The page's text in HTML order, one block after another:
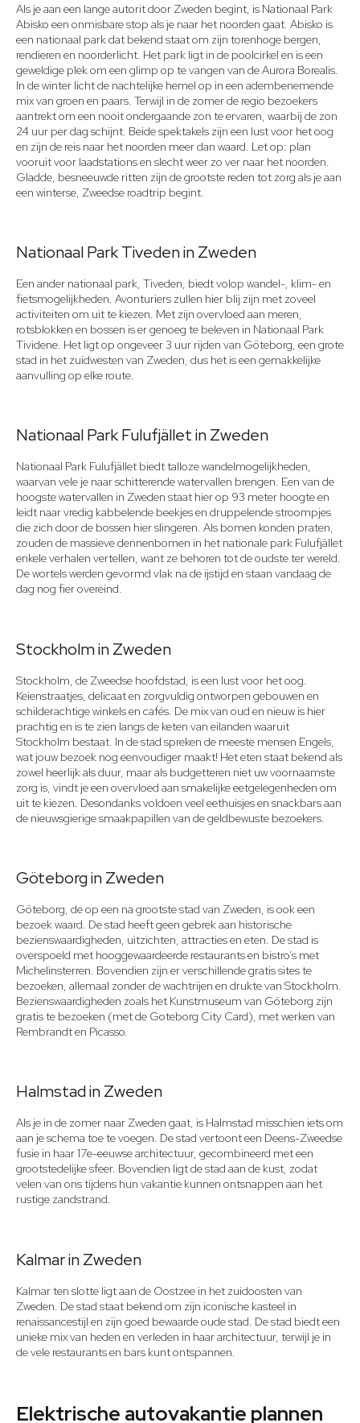
Als je aan een lange autorit door Zweden begint, is Nationaal Park
Abisko een onmisbare stop als je naar het noorden gaat. Abisko is
een nationaal park dat bekend staat om zijn torenhoge bergen,
rendieren en noorderlicht. Het park ligt in de poolcirkel en is een
geweldige plek om een glimp op te vangen van de Aurora Borealis.
In de winter licht de nachtelijke hemel op in een adembenemende
mix van groen en paars. Terwijl in de zomer de regio bezoekers
aantrekt om een nooit ondergaande zon te ervaren, waarbij de zon
24 uur per dag schijnt. Beide spektakels zijn een lust voor het oog
en zijn de reis naar het noorden meer dan waard. Let op: plan
vooruit voor laadstations en slecht weer zo ver naar het noorden.
Gladde, besneeuwde ritten zijn de grootste reden tot zorg als je aan
een winterse, Zweedse roadtrip begint.
Nationaal Park Tiveden in Zweden
Een ander nationaal park, Tiveden, biedt volop wandel-, klim- en
fietsmogelijkheden. Avonturiers zullen hier blij zijn met zoveel
activiteiten om uit te kiezen. Met zijn overvloed aan meren,
rotsblokken en bossen is er genoeg te beleven in Nationaal Park
Tividene. Het ligt op ongeveer 3 uur rijden van Göteborg, een grote
stad in het zuidwesten van Zweden, dus het is een gemakkelijke
aanvulling op elke route.
Nationaal Park Fulufjället in Zweden
Nationaal Park Fulufjället biedt talloze wandelmogelijkheden,
waarvan vele je naar schitterende watervallen brengen. Een van de
hoogste watervallen in Zweden staat hier op 93 meter hoogte en
leidt naar vredig kabbelende beekjes en druppelende stroompjes
die zich door de bossen hier slingeren. Als bomen konden praten,
zouden de massieve dennenbomen in het nationale park Fulufjället
enkele verhalen vertellen, want ze behoren tot de oudste ter wereld.
De wortels werden gevormd vlak na de ijstijd en staan vandaag de
dag nog fier overeind.
Stockholm in Zweden
Stockholm, de Zweedse hoofdstad, is een lust voor het oog.
Keienstraatjes, delicaat en zorgvuldig ontworpen gebouwen en
schilderachtige winkels en cafés. De mix van oud en nieuw is hier
prachtig en is te zien langs de keten van eilanden waaruit
Stockholm bestaat. In de stad spreken de meeste mensen Engels,
wat jouw bezoek nog eenvoudiger maakt! Het eten staat bekend als
zowel heerlijk als duur, maar als budgetteren niet uw voornaamste
zorg is, vindt je een overvloed aan smakelijke eetgelegenheden om
uit te kiezen. Desondanks voldoen veel eethuisjes en snackbars aan
de nieuwsgierige smaakpapillen van de geldbewuste bezoekers.
Göteborg in Zweden
Göteborg, de op een na grootste stad van Zweden, is ook een
bezoek waard. De stad heeft geen gebrek aan historische
bezienswaardigheden, uitzichten, attracties en eten. De stad is
overspoeld met hooggewaardeerde restaurants en bistro’s met
Michelinsterren. Bovendien zijn er verschillende gratis sites te
bezoeken, allemaal zonder de wachtrijen en drukte van Stockholm.
Bezienswaardigheden zoals het Kunstmuseum van Göteborg zijn
gratis te bezoeken (met de Goteborg City Card), met werken van
Rembrandt en Picasso.
Halmstad in Zweden
Als je in de zomer naar Zweden gaat, is Halmstad misschien iets om
aan je schema toe te voegen. De stad vertoont een Deens-Zweedse
fusie in haar 17e-eeuwse architectuur, gecombineerd met een
grootstedelijke sfeer. Bovendien ligt de stad aan de kust, zodat
velen van ons tijdens hun vakantie kunnen ontsnappen aan het
rustige zandstrand.
Kalmar in Zweden
Kalmar ten slotte ligt aan de Oostzee in het zuidoosten van
Zweden. De stad staat bekend om zijn iconische kasteel in
renaissancestijl en zijn goed bewaarde oude stad. De stad biedt een
unieke mix van heden en verleden in haar architectuur, terwijl je in
de vele restaurants en bars kunt ontspannen.
Elektrische autovakantie plannen